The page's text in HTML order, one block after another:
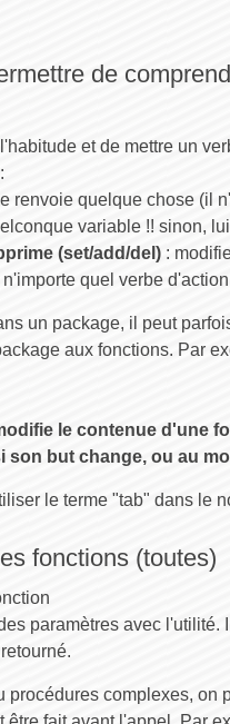
de
et de mettre un
renvoie quelque chose (il
variable !! sinon,
(set/add/del) :
quel verbe d'action
un package, il peut
aux fonctions. Par
le contenue d'une
son but change, ou au
le terme "tab" dans le
fonctions (toutes)
paramètres avec l'utilité.
procédures complexes, on